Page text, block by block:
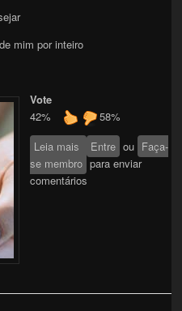
mim por inteiro
Vote
42%
58%
Leia mais sobre SEDUÇÃO
Entre ou Faça-
se membro para enviar
comentários